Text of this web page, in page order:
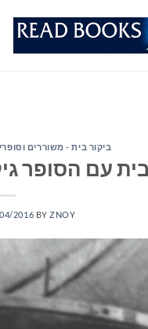
ביקור בית - משוררים
עם הסופר
2016 BYZNOY